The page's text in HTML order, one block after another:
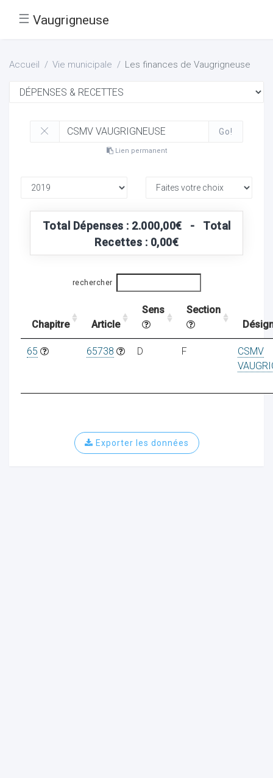
☰ Vaugrigneuse
Accueil Vie municipale Les finances de Vaugrigneuse
Go!
Lien permanent
Total Dépenses : 2.000,00€ - Total
Recettes : 0,00€
rechercher
Chapitre Article
Sens
Section
65 65738 D F
CSMV
Exporter les données